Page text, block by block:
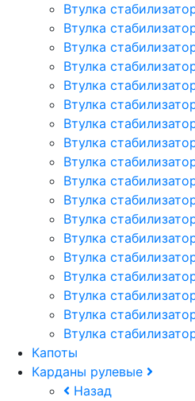
Втулка
Втулка
Втулка
Втулка
Втулка
Втулка
Втулка
Втулка
Втулка
Втулка
Втулка
Втулка
Втулка
Втулка
Втулка
Втулка
Втулка
Втулка
Капоты
Карданы рулевые
Назад